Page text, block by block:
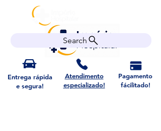
Search
Entrega rápida
e segura!
Atendimento
especializado!
Pagamento
fácilitado!